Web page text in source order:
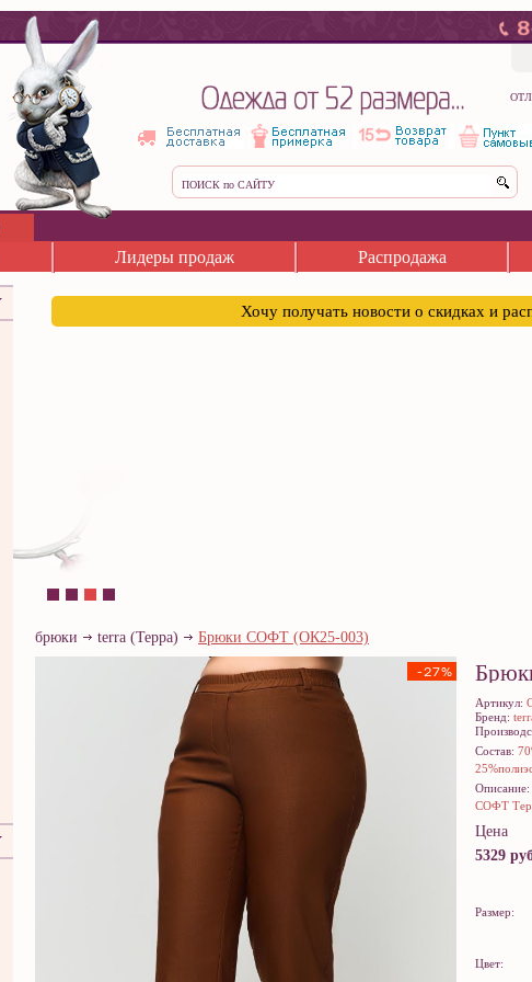
Лидеры продаж Распродажа
Хочу получать новости о скидках и
брюки terra (Терра) Брюки СОФТ (ОК25-003)
-27%
Артикул:
Бренд:
Состав:
Описание:
СОФТ
Цена
5329
Размер:
Цвет: